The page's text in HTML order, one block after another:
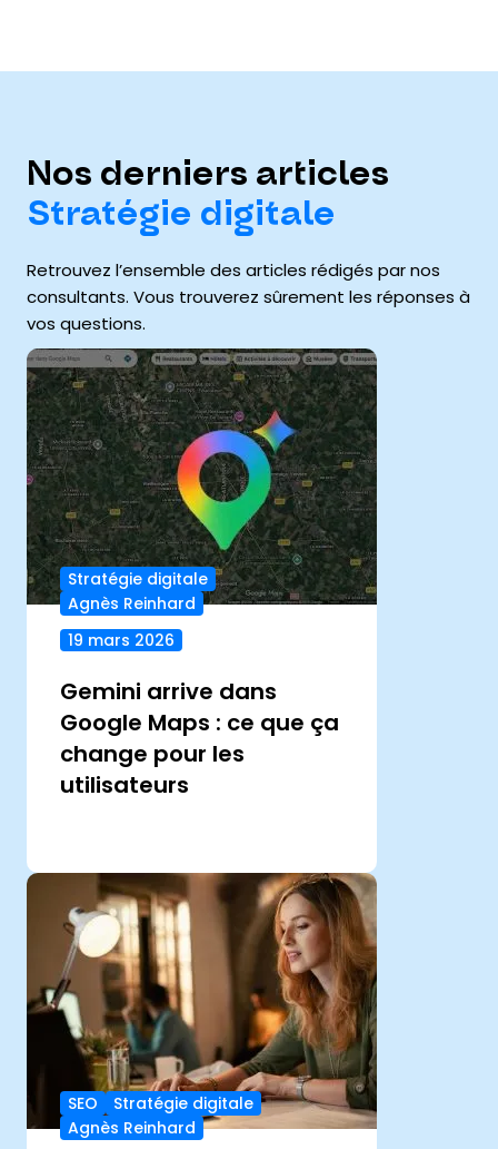
Nos derniers articles
Stratégie digitale
Retrouvez l’ensemble des articles rédigés par nos
consultants. Vous trouverez sûrement les réponses à
vos questions.
Stratégie digitale
Agnès Reinhard
19 mars 2026
Gemini arrive dans
Google Maps : ce que ça
change pour les
utilisateurs
SEO
Stratégie digitale
Agnès Reinhard